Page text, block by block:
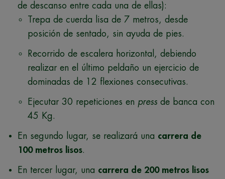
de descanso entre cada una de ellas):
Trepa de cuerda lisa de 7 metros, desde
posición de sentado, sin ayuda de pies.
Recorrido de escalera horizontal, debiendo
realizar en el último peldaño un ejercicio de
dominadas de 12 flexiones consecutivas.
Ejecutar 30 repeticiones en press de banca con
45 Kg.
En segundo lugar, se realizará una carrera de
100 metros lisos.
En tercer lugar, una carrera de 200 metros lisos